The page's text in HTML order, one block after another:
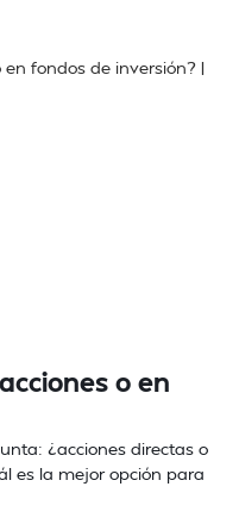
o en
¿acciones directas o
es la mejor opción para